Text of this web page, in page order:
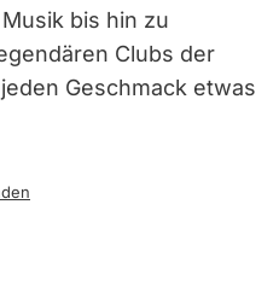
bis hin zu
Clubs der
Geschmack etwas